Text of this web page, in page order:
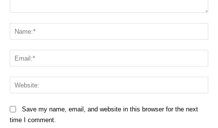
Save my name, email, and website in this browser for the next
time I comment.